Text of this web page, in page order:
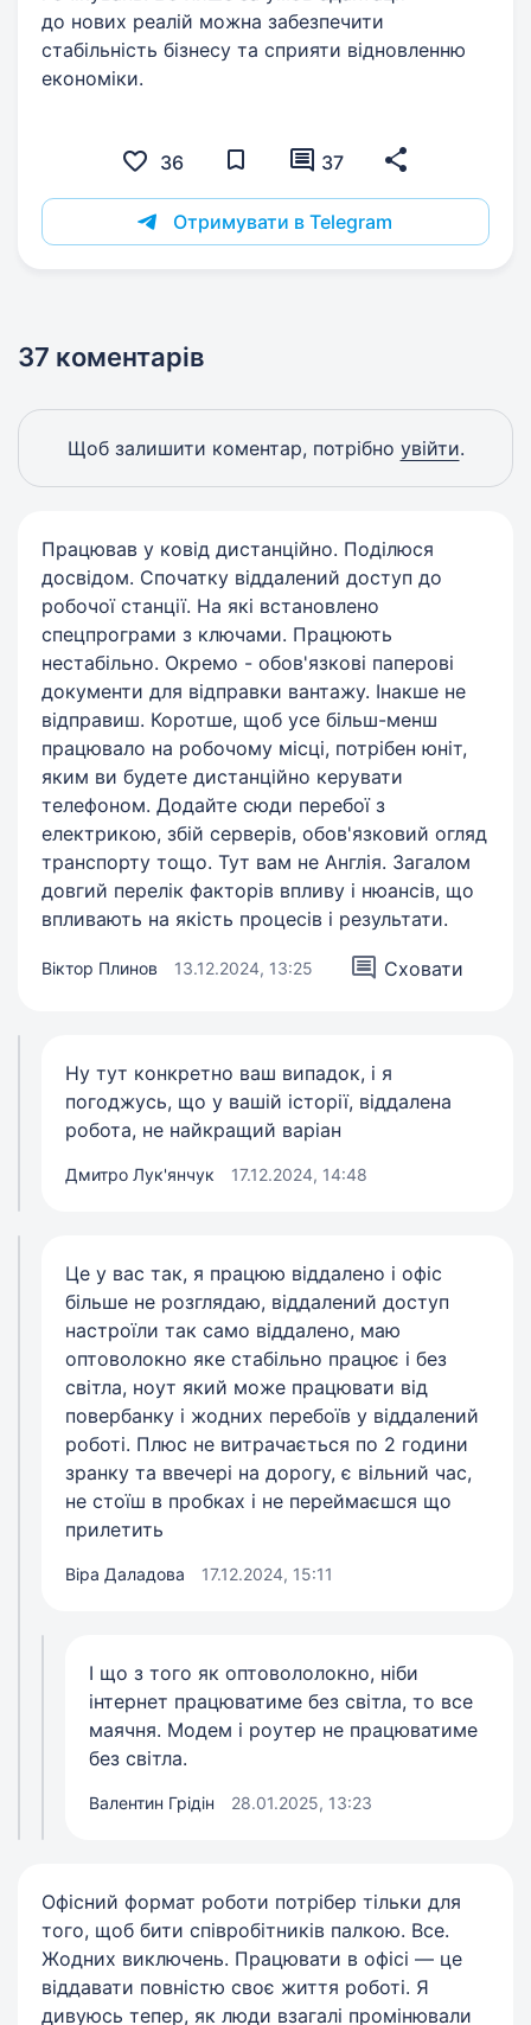
до нових реалій можна забезпечити
стабільність бізнесу та сприяти відновленню
економіки.
36 37
Отримувати в Telegram
37 коментарів
Щоб залишити коментар, потрібно увійти.
Працював у ковід дистанційно. Поділюся
досвідом. Спочатку віддалений доступ до
робочої станції. На які встановлено
спецпрограми з ключами. Працюють
нестабільно. Окремо - обов'язкові паперові
документи для відправки вантажу. Інакше не
відправиш. Коротше, щоб усе більш-менш
працювало на робочому місці, потрібен юніт,
яким ви будете дистанційно керувати
телефоном. Додайте сюди перебої з
електрикою, збій серверів, обов'язковий огляд
транспорту тощо. Тут вам не Англія. Загалом
довгий перелік факторів впливу і нюансів, що
впливають на якість процесів і результати.
Віктор Плинов 13.12.2024, 13:25 Сховати
Ну тут конкретно ваш випадок, і я
погоджусь, що у вашій історії, віддалена
робота, не найкращий варіан
Дмитро Лук'янчук 17.12.2024, 14:48
Це у вас так, я працюю віддалено і офіс
більше не розглядаю, віддалений доступ
настроїли так само віддалено, маю
оптоволокно яке стабільно працює і без
світла, ноут який може працювати від
повербанку і жодних перебоїв у віддалений
роботі. Плюс не витрачається по 2 години
зранку та ввечері на дорогу, є вільний час,
не стоїш в пробках і не переймаєшся що
прилетить
Віра Даладова 17.12.2024, 15:11
І що з того як оптовололокно, ніби
інтернет працюватиме без світла, то все
маячня. Модем і роутер не працюватиме
без світла.
Валентин Грідін 28.01.2025, 13:23
Офісний формат роботи потрібер тільки для
того, щоб бити співробітників палкою. Все.
Жодних виключень. Працювати в офісі — це
віддавати повністю своє життя роботі. Я
дивуюсь тепер, як люди взагалі промінювали